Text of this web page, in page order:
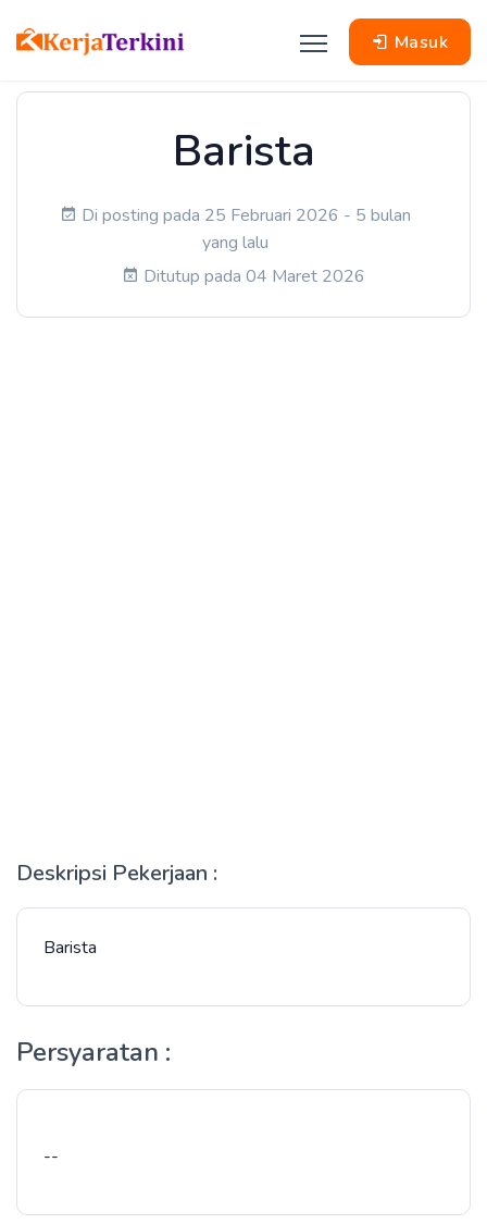
Masuk
Barista
Di posting pada 25 Februari 2026 - 5 bulan
yang lalu
Ditutup pada 04 Maret 2026
Deskripsi Pekerjaan :
Barista
Persyaratan :
--